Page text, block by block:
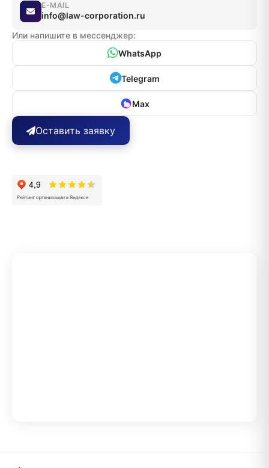
E-MAIL
info@law-corporation.ru
Или напишите в мессенджер:
WhatsApp
Telegram
Max
Оставить заявку